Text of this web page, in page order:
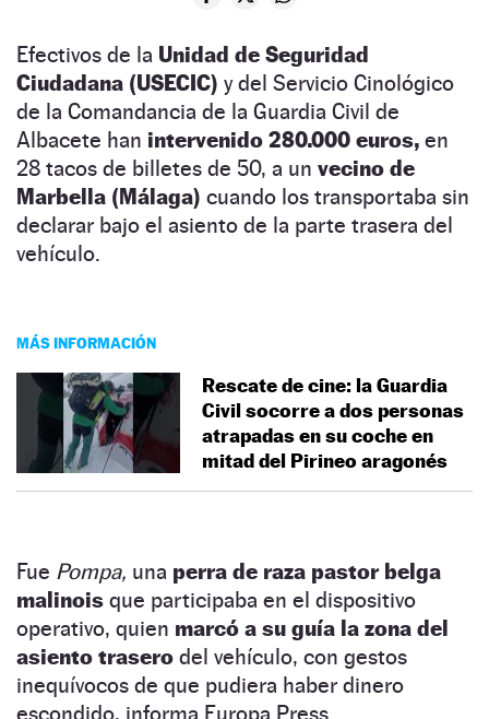
Efectivos de la Unidad de Seguridad
Ciudadana (USECIC) y del Servicio Cinológico
de la Comandancia de la Guardia Civil de
Albacete han intervenido 280.000 euros, en
28 tacos de billetes de 50, a un vecino de
Marbella (Málaga) cuando los transportaba sin
declarar bajo el asiento de la parte trasera del
vehículo.
MÁS INFORMACIÓN
Rescate de cine: la Guardia
Civil socorre a dos personas
atrapadas en su coche en
mitad del Pirineo aragonés
Fue Pompa, una perra de raza pastor belga
malinois que participaba en el dispositivo
operativo, quien marcó a su guía la zona del
asiento trasero del vehículo, con gestos
inequívocos de que pudiera haber dinero
escondido, informa Europa Press.